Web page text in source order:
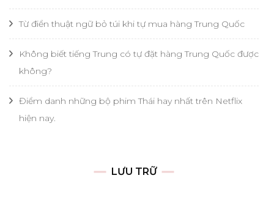
Từ điển thuật ngữ bỏ túi khi tự mua hàng Trung Quốc
Không biết tiếng Trung có tự đặt hàng Trung Quốc được
không?
Điểm danh những bộ phim Thái hay nhất trên Netflix
hiện nay.
LƯU TRỮ